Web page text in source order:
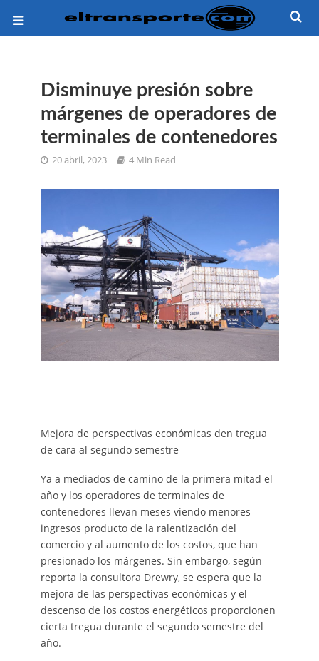
Disminuye presión sobre
márgenes de operadores de
terminales de contenedores
20 abril, 2023 4 Min Read
Mejora de perspectivas económicas den tregua
de cara al segundo semestre
Ya a mediados de camino de la primera mitad el
año y los operadores de terminales de
contenedores llevan meses viendo menores
ingresos producto de la ralentización del
comercio y al aumento de los costos, que han
presionado los márgenes. Sin embargo, según
reporta la consultora Drewry, se espera que la
mejora de las perspectivas económicas y el
descenso de los costos energéticos proporcionen
cierta tregua durante el segundo semestre del
año.